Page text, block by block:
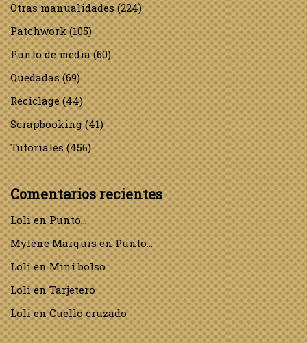
Otras manualidades(224)
Patchwork(105)
Punto de media(60)
Quedadas(69)
Reciclage(44)
Scrapbooking(41)
Tutoriales(456)
Comentarios recientes
LolienPunto…
Mylène MarquisenPunto…
LolienMini bolso
LolienTarjetero
LolienCuello cruzado